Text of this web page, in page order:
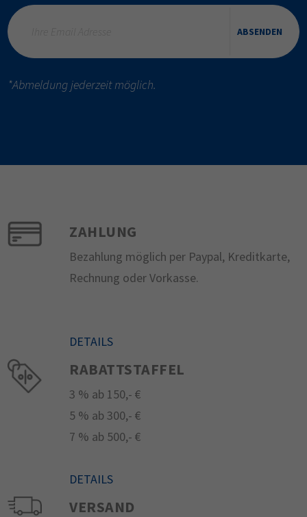
ABSENDEN
*Abmeldung jederzeit möglich.
ZAHLUNG
Bezahlung möglich per Paypal, Kreditkarte,
Rechnung oder Vorkasse.
DETAILS
RABATTSTAFFEL
3 % ab 150,- €
5 % ab 300,- €
7 % ab 500,- €
DETAILS
VERSAND